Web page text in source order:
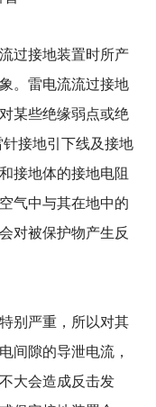
过接地装置时所产
。雷电流流过接地
某些绝缘弱点或绝
接地引下线及接地
接地体的接地电阻
气中与其在地中的
对被保护物产生反
别严重，所以对其
间隙的导泄电流，
大会造成反击发